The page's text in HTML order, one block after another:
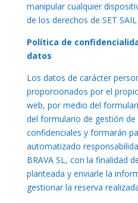
manipular cualquier
de los derechos de SET SAIL
Política de
datos
Los datos de carácter
proporcionados por el
web, por medio del
del formulario de gestión de
confidenciales y formarán
automatizado
BRAVA SL, con la finalidad
planteada y enviarle la
gestionar la reserva